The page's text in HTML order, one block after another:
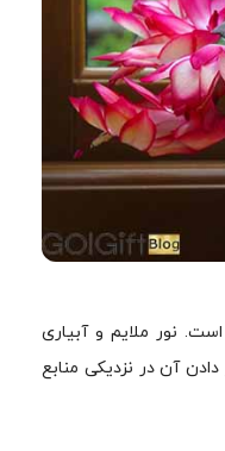
نور ملایم و آبیاری
آن در نزدیکی منابع